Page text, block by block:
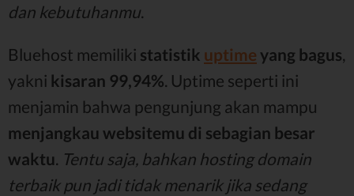
dan kebutuhanmu.
Bluehost memiliki statistik uptime yang bagus
yakni kisaran 99,94% . Uptime seperti ini
menjamin bahwa pengunjung akan mampu
menjangkau websitemu di sebagian besar
waktu Tentu saja, bahkan hosting domain
terbaik pun jadi tidak menarik jika sedang